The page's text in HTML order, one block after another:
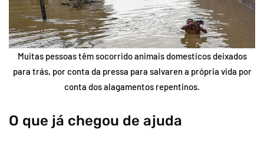
Muitas pessoas têm socorrido animais domesticos deixados
para trás, por conta da pressa para salvaren a própria vida por
conta dos alagamentos repentinos.
O que já chegou de ajuda